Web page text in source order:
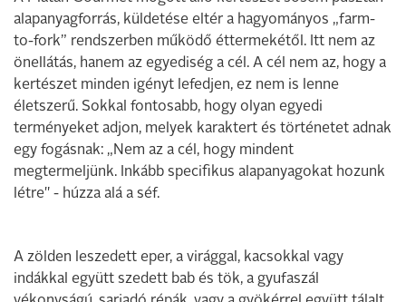
alapanyagforrás, küldetése eltér a hagyományos „farm-
to-fork” rendszerben működő éttermekétől. Itt nem az
önellátás, hanem az egyediség a cél. A cél nem az, hogy a
kertészet minden igényt lefedjen, ez nem is lenne
életszerű. Sokkal fontosabb, hogy olyan egyedi
terményeket adjon, melyek karaktert és történetet adnak
egy fogásnak: „Nem az a cél, hogy mindent
megtermeljünk. Inkább specifikus alapanyagokat hozunk
létre" - húzza alá a séf.
A zölden leszedett eper, a virággal, kacsokkal vagy
indákkal együtt szedett bab és tök, a gyufaszál